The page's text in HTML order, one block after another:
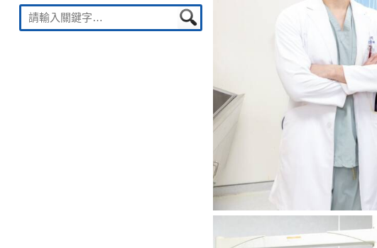
Suche
nach: